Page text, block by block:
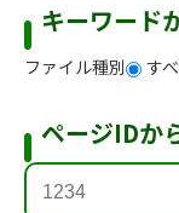
キーワード
ファイル種別 す
ページIDか